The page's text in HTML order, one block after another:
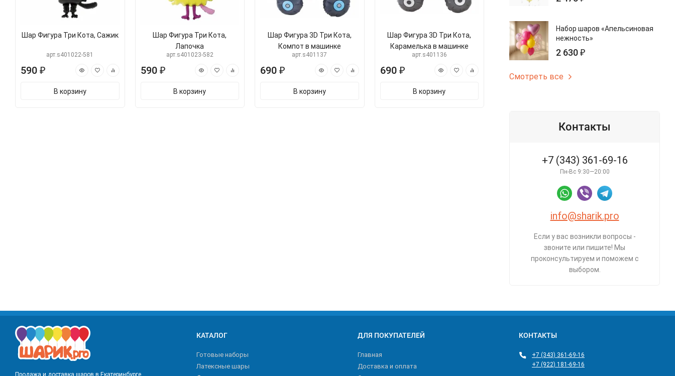
Шар Фигура Три Кота, Сажик
арт.s401022-581
590 ₽
В корзину
Шар Фигура Три Кота,
Лапочка
арт.s401023-582
590 ₽
В корзину
Шар Фигура 3D Три Кота,
Компот в машинке
арт.s401137
690 ₽
В корзину
Шар Фигура 3D Три Кота,
Карамелька в машинке
арт.s401136
690 ₽
В корзину
Ходячий Шар Фигура 3D Три
Кота, Коржик в машинке
арт.s401138
690 ₽
Набор шаров «Апельсиновая
нежность»
2 630 ₽
Смотреть все
Контакты
+7 (343) 361-69-16
Пн-Вс 9:30—20:00
info@sharik.pro
Если у вас возникли вопросы -
звоните или пишите! Мы
проконсультируем и поможем с
выбором.
Продажа и доставка шаров в Екатеринбурге.
КАТАЛОГ
Готовые наборы
Латексные шары
ДЛЯ ПОКУПАТЕЛЕЙ
Главная
Доставка и оплата
КОНТАКТЫ
+7 (343) 361-69-16
+7 (922) 181-69-16